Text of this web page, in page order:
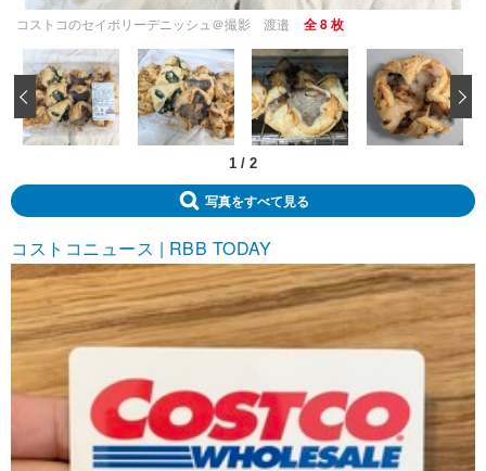
コストコのセイボリーデニッシュ＠撮影 渡邉 全 8 枚
1 / 2
‹
写真をすべて見る
コストコニュース | RBB TODAY